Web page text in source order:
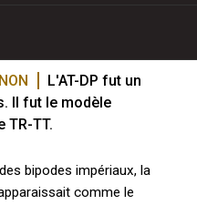
L'AT-DP fut un
Il fut le modèle
TR-TT.
bipodes impériaux, la
comme le